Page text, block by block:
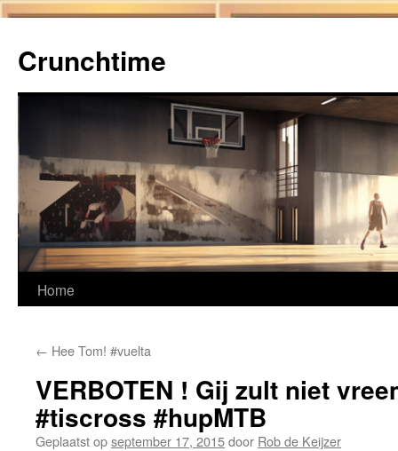
de
inhoud
Crunchtime
Home
← Hee Tom! #vuelta
VERBOTEN ! Gij zult niet
#tiscross #hupMTB
Geplaatst opseptember 17, 2015door Rob de Keijzer